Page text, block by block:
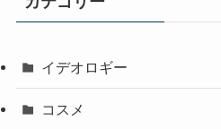
イデオロギー
コスメ